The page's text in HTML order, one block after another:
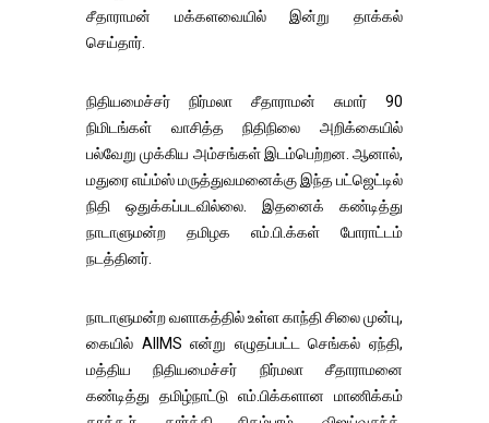
சீதாராமன் மக்களவையில் இன்று தாக்கல்
செய்தார்.
நிதியமைச்சர் நிர்மலா சீதாராமன் சுமார் 90
நிமிடங்கள் வாசித்த நிதிநிலை அறிக்கையில்
பல்வேறு முக்கிய அம்சங்கள் இடம்பெற்றன. ஆனால்,
மதுரை எய்ம்ஸ் மருத்துவமனைக்கு இந்த பட்ஜெட்டில்
நிதி ஒதுக்கப்படவில்லை. இதனைக் கண்டித்து
நாடாளுமன்ற தமிழக எம்.பி.க்கள் போராட்டம்
நடத்தினர்.
நாடாளுமன்ற வளாகத்தில் உள்ள காந்தி சிலை முன்பு,
கையில் AIIMS என்று எழுதப்பட்ட செங்கல் ஏந்தி,
மத்திய நிதியமைச்சர் நிர்மலா சீதாராமனை
கண்டித்து தமிழ்நாட்டு எம்.பிக்களான மாணிக்கம்